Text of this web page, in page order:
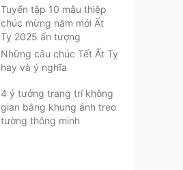
Tuyển tập 10 mẫu thiệp
chúc mừng năm mới Ất
Tỵ 2025 ấn tượng
Những câu chúc Tết Ất Tỵ
hay và ý nghĩa
4 ý tưởng trang trí không
gian bằng khung ảnh treo
tường thông minh